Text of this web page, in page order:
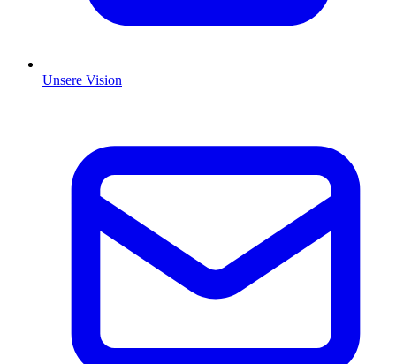
Unsere Vision